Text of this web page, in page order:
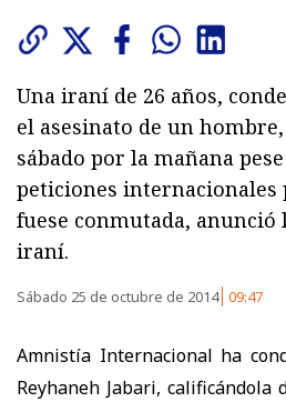
Una iraní de 26 años,
el asesinato de un
sábado por la mañana
peticiones internacionales
fuese conmutada, anunció
iraní.
Sábado 25 de octubre de 2014 09:47
Amnistía Internacional ha
Reyhaneh Jabari, calificándola